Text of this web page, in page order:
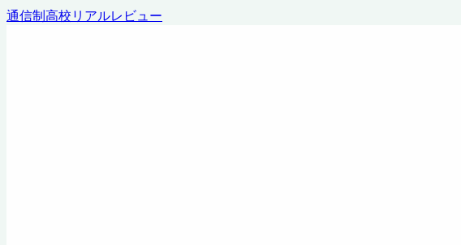
通信制高校リアルレビュー